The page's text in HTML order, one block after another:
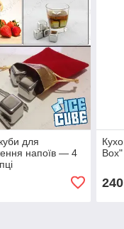
для
напоїв — 4
240